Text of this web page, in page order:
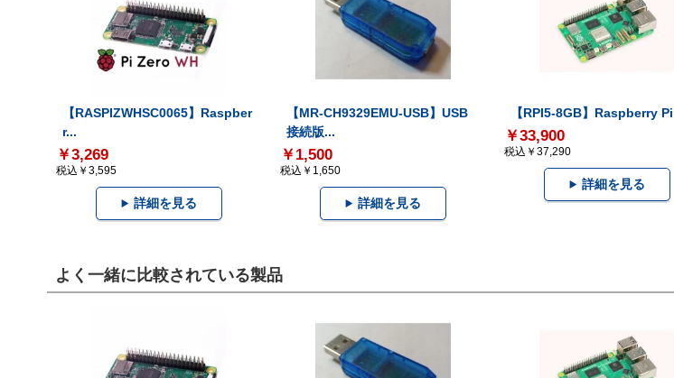
【RASPIZWHSC0065】Raspber
r...
￥3,269
税込￥3,595
詳細を見る
【MR-CH9329EMU-USB】USB
接続版...
￥1,500
税込￥1,650
詳細を見る
【RPI5-8GB】Raspberry
￥33,900
税込￥37,290
詳細を見る
よく一緒に比較されている製品